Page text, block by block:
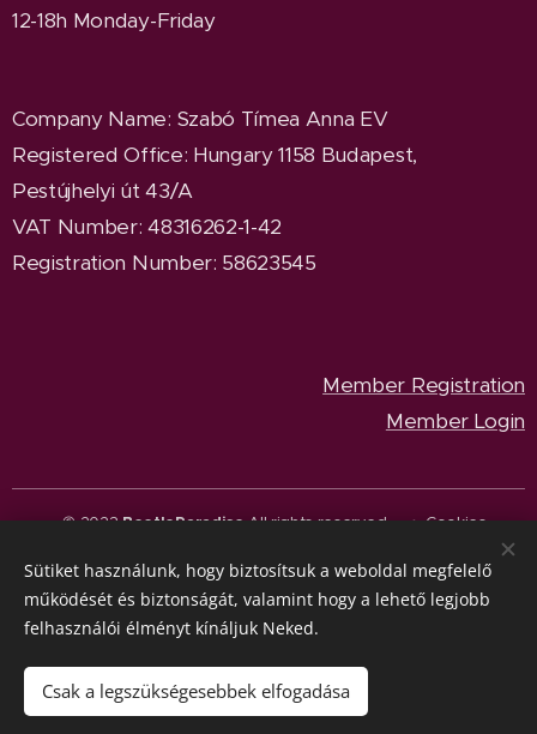
12-18h Monday-Friday
Company Name: Szabó Tímea Anna EV
Registered Office: Hungary 1158 Budapest,
Pestújhelyi út 43/A
VAT Number: 48316262-1-42
Registration Number: 58623545
Member Registration
Member Login
© 2023BeetleParadiseAll rights reserved. Cookies
Languages
Magyar
English
Sütiket használunk, hogy biztosítsuk a weboldal megfelelő
működését és biztonságát, valamint hogy a lehető legjobb
felhasználói élményt kínáljuk Neked.
Csak a legszükségesebbek elfogadása